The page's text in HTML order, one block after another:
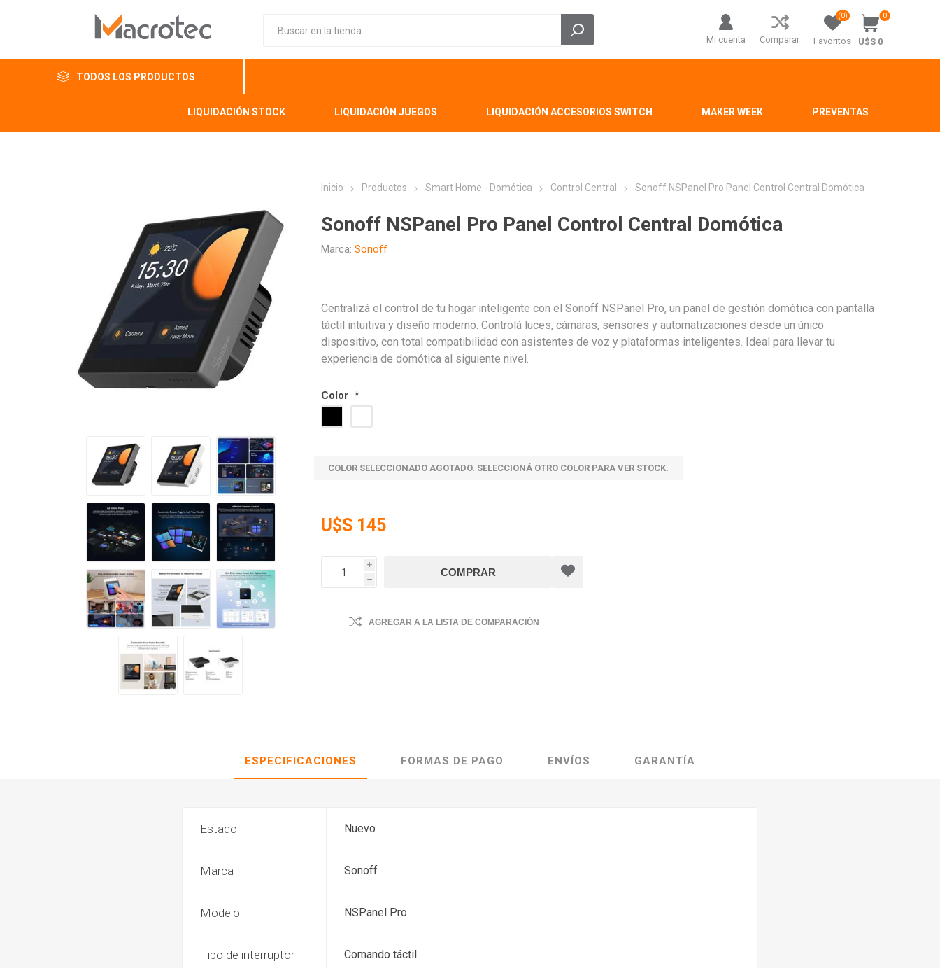
Mi cuenta Comparar Favoritos
(0) 0
U$S 0
TODOS LOS PRODUCTOS
LIQUIDACIÓN STOCK LIQUIDACIÓN JUEGOS LIQUIDACIÓN ACCESORIOS SWITCH MAKER WEEK PREVENTAS
Inicio Productos Smart Home - Domótica Control Central Sonoff NSPanel Pro Panel Control Central Domótica
Sonoff NSPanel Pro Panel Control Central Domótica
Marca: Sonoff
Centralizá el control de tu hogar inteligente con el Sonoff NSPanel Pro, un panel de gestión domótica con pantalla
táctil intuitiva y diseño moderno. Controlá luces, cámaras, sensores y automatizaciones desde un único
dispositivo, con total compatibilidad con asistentes de voz y plataformas inteligentes. Ideal para llevar tu
experiencia de domótica al siguiente nivel.
Color *
COLOR SELECCIONADO AGOTADO. SELECCIONÁ OTRO COLOR PARA VER STOCK.
U$S 145
i
h
AGREGAR A LA LISTA DE COMPARACIÓN
ESPECIFICACIONES FORMAS DE PAGO ENVÍOS GARANTÍA
Estado Nuevo
Marca Sonoff
Modelo NSPanel Pro
Tipo de interruptor Comando táctil